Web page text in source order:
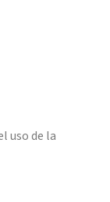
uso de la